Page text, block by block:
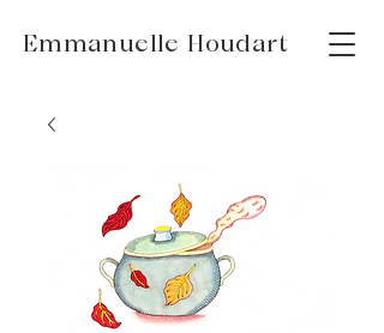
Emmanuelle Houdart